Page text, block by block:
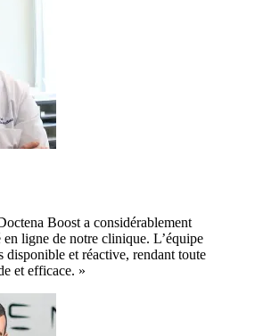
Boost a considérablement
ligne de notre clinique. L’équipe
disponible et réactive, rendant toute
et efficace. »